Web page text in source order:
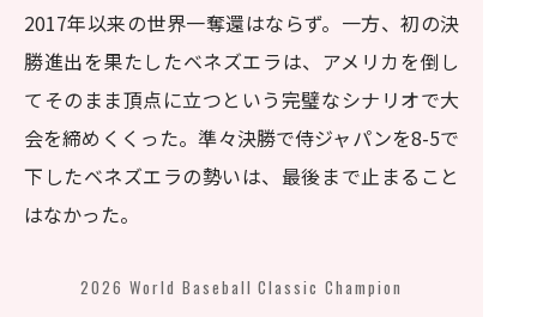
2017年以来の世界一奪還はならず。一方、初の決
勝進出を果たしたベネズエラは、アメリカを倒し
てそのまま頂点に立つという完璧なシナリオで大
会を締めくくった。準々決勝で侍ジャパンを8-5で
下したベネズエラの勢いは、最後まで止まること
はなかった。
2026 World Baseball Classic Champion